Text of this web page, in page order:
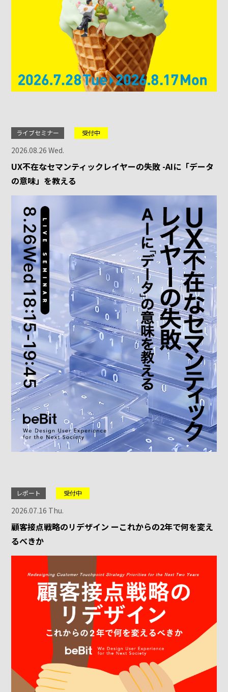
ライブセミナー 受付中
2026.08.26 Wed.
UX不在なセマンティックレイヤーの失敗 -AIに「データ
の意味」を教える
レポート 受付中
2026.07.16 Thu.
顧客接点戦略のリデザイン ーこれからの2年で何を変え
るべきか